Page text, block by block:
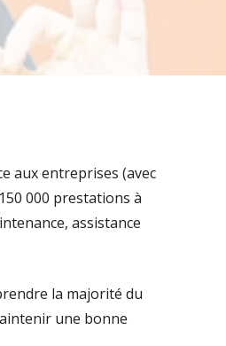
aux entreprises (avec
000 prestations à
assistance
la majorité du
une bonne